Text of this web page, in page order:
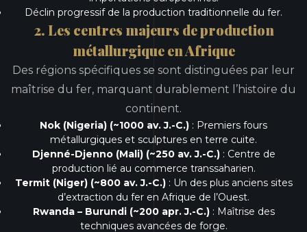
Déclin progressif de la production traditionnelle du fer.
2. Les centres majeurs de production
métallurgique en Afrique
Des régions spécifiques se sont distinguées par leur
maîtrise du fer, marquant durablement l’histoire du
continent.
Nok (Nigeria) (~1000 av. J.-C.) : Premiers fours
métallurgiques et sculptures en terre cuite.
Djenné-Djenno (Mali) (~250 av. J.-C.): Centre de
production lié au commerce transsaharien.
Termit (Niger) (~800 av. J.-C.): Un des plus anciens sites
d’extraction du fer en Afrique de l’Ouest.
Rwanda – Burundi (~200 apr. J.-C.): Maîtrise des
techniques avancées de forge.